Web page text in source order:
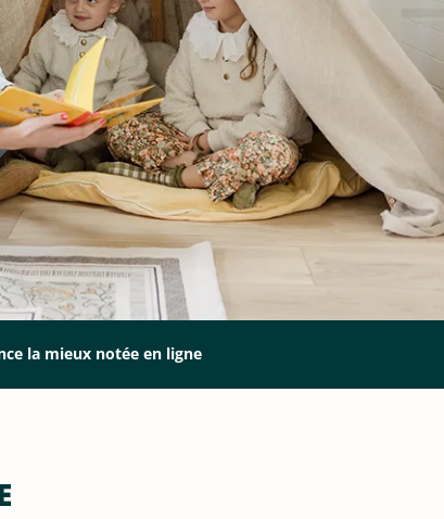
la mieux notée en ligne